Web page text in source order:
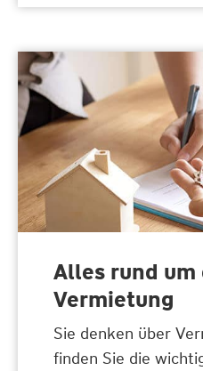
Alles rund um
Vermietung
Sie denken über
finden Sie die